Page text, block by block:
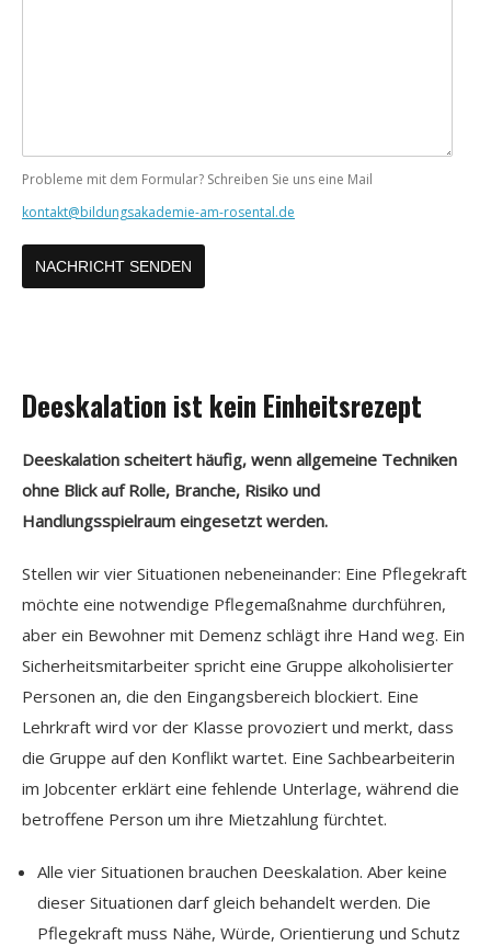
Probleme mit dem Formular? Schreiben Sie uns eine Mail
kontakt@bildungsakademie-am-rosental.de
Deeskalation ist kein Einheitsrezept
Deeskalation scheitert häufig, wenn allgemeine Techniken
ohne Blick auf Rolle, Branche, Risiko und
Handlungsspielraum eingesetzt werden.
Stellen wir vier Situationen nebeneinander: Eine Pflegekraft
möchte eine notwendige Pflegemaßnahme durchführen,
aber ein Bewohner mit Demenz schlägt ihre Hand weg. Ein
Sicherheitsmitarbeiter spricht eine Gruppe alkoholisierter
Personen an, die den Eingangsbereich blockiert. Eine
Lehrkraft wird vor der Klasse provoziert und merkt, dass
die Gruppe auf den Konflikt wartet. Eine Sachbearbeiterin
im Jobcenter erklärt eine fehlende Unterlage, während die
betroffene Person um ihre Mietzahlung fürchtet.
Alle vier Situationen brauchen Deeskalation. Aber keine
dieser Situationen darf gleich behandelt werden. Die
Pflegekraft muss Nähe, Würde, Orientierung und Schutz